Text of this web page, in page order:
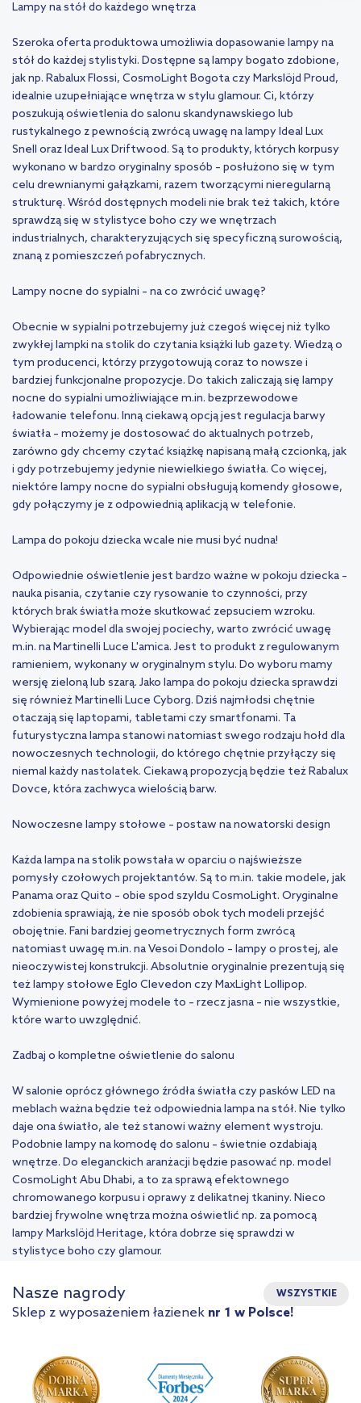
Lampy na stół do każdego wnętrza
Szeroka oferta produktowa umożliwia dopasowanie lampy na
stół do każdej stylistyki. Dostępne są lampy bogato zdobione,
jak np. Rabalux Flossi, CosmoLight Bogota czy Markslöjd Proud,
idealnie uzupełniające wnętrza w stylu glamour. Ci, którzy
poszukują oświetlenia do salonu skandynawskiego lub
rustykalnego z pewnością zwrócą uwagę na lampy Ideal Lux
Snell oraz Ideal Lux Driftwood. Są to produkty, których korpusy
wykonano w bardzo oryginalny sposób – posłużono się w tym
celu drewnianymi gałązkami, razem tworzącymi nieregularną
strukturę. Wśród dostępnych modeli nie brak też takich, które
sprawdzą się w stylistyce boho czy we wnętrzach
industrialnych, charakteryzujących się specyficzną surowością,
znaną z pomieszczeń pofabrycznych.
Lampy nocne do sypialni – na co zwrócić uwagę?
Obecnie w sypialni potrzebujemy już czegoś więcej niż tylko
zwykłej lampki na stolik do czytania książki lub gazety. Wiedzą o
tym producenci, którzy przygotowują coraz to nowsze i
bardziej funkcjonalne propozycje. Do takich zaliczają się lampy
nocne do sypialni umożliwiające m.in. bezprzewodowe
ładowanie telefonu. Inną ciekawą opcją jest regulacja barwy
światła – możemy je dostosować do aktualnych potrzeb,
zarówno gdy chcemy czytać książkę napisaną małą czcionką, jak
i gdy potrzebujemy jedynie niewielkiego światła. Co więcej,
niektóre lampy nocne do sypialni obsługują komendy głosowe,
gdy połączymy je z odpowiednią aplikacją w telefonie.
Lampa do pokoju dziecka wcale nie musi być nudna!
Odpowiednie oświetlenie jest bardzo ważne w pokoju dziecka –
nauka pisania, czytanie czy rysowanie to czynności, przy
których brak światła może skutkować zepsuciem wzroku.
Wybierając model dla swojej pociechy, warto zwrócić uwagę
m.in. na Martinelli Luce L'amica. Jest to produkt z regulowanym
ramieniem, wykonany w oryginalnym stylu. Do wyboru mamy
wersję zieloną lub szarą. Jako lampa do pokoju dziecka sprawdzi
się również Martinelli Luce Cyborg. Dziś najmłodsi chętnie
otaczają się laptopami, tabletami czy smartfonami. Ta
futurystyczna lampa stanowi natomiast swego rodzaju hołd dla
nowoczesnych technologii, do którego chętnie przyłączy się
niemal każdy nastolatek. Ciekawą propozycją będzie też Rabalux
Dovce, która zachwyca wielością barw.
Nowoczesne lampy stołowe – postaw na nowatorski design
Każda lampa na stolik powstała w oparciu o najświeższe
pomysły czołowych projektantów. Są to m.in. takie modele, jak
Panama oraz Quito – obie spod szyldu CosmoLight. Oryginalne
zdobienia sprawiają, że nie sposób obok tych modeli przejść
obojętnie. Fani bardziej geometrycznych form zwrócą
natomiast uwagę m.in. na Vesoi Dondolo – lampy o prostej, ale
nieoczywistej konstrukcji. Absolutnie oryginalnie prezentują się
też lampy stołowe Eglo Clevedon czy MaxLight Lollipop.
Wymienione powyżej modele to – rzecz jasna – nie wszystkie,
które warto uwzględnić.
Zadbaj o kompletne oświetlenie do salonu
W salonie oprócz głównego źródła światła czypasków LED na
meblach ważna będzie też odpowiednia lampa na stół. Nie tylko
daje ona światło, ale też stanowi ważny element wystroju.
Podobnie lampy na komodę do salonu – świetnie ozdabiają
wnętrze. Do eleganckich aranżacji będzie pasować np. model
CosmoLight Abu Dhabi, a to za sprawą efektownego
chromowanego korpusu i oprawy z delikatnej tkaniny. Nieco
bardziej frywolne wnętrza można oświetlić np. za pomocą
lampy Markslöjd Heritage, która dobrze się sprawdzi w
stylistyce boho czy glamour.
Nasze nagrody WSZYSTKIE
Sklep z wyposażeniem łazienek nr 1 w Polsce!